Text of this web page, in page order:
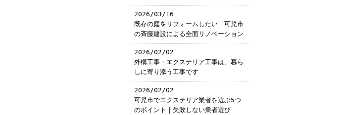
2026/03/16
既存の庭をリフォームしたい｜可児市
の斉藤建設による全面リノベーション
2026/02/02
外構工事・エクステリア工事は、暮ら
しに寄り添う工事です
2026/02/02
可児市でエクステリア業者を選ぶ5つ
のポイント｜失敗しない業者選び